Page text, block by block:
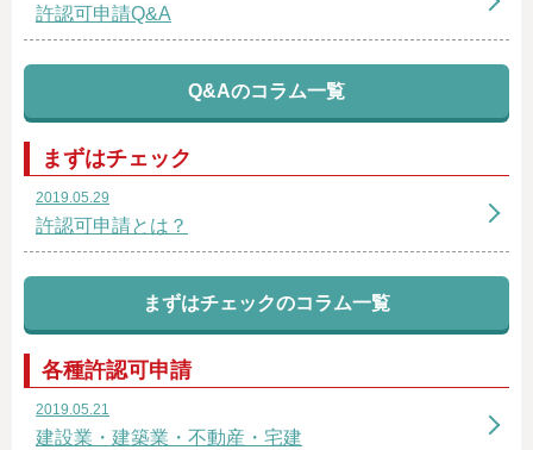
許認可申請Q&A
Q&Aのコラム一覧
まずはチェック
2019.05.29
許認可申請とは？
まずはチェックのコラム一覧
各種許認可申請
2019.05.21
建設業・建築業・不動産・宅建